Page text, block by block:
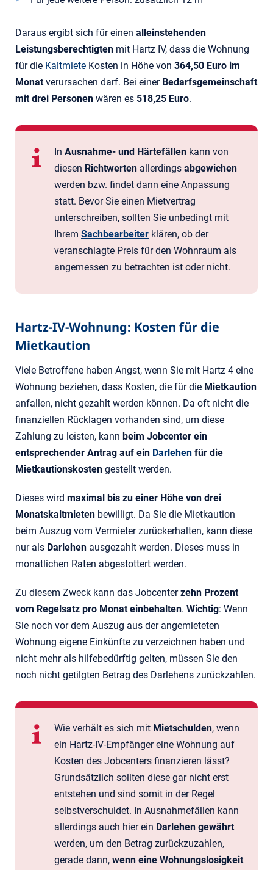
Daraus ergibt sich für einen alleinstehenden
Leistungsberechtigten mit Hartz IV, dass die Wohnung
für die Kaltmiete Kosten in Höhe von 364,50 Euro im
Monatverursachen darf. Bei einerBedarfsgemeinschaft
mit drei Personen wären es 518,25 Euro.
In Ausnahme- und Härtefällen kann von
diesen Richtwerten allerdings abgewichen
werden bzw. findet dann eine Anpassung
statt. Bevor Sie einen Mietvertrag
unterschreiben, sollten Sie unbedingt mit
Ihrem Sachbearbeiter klären, ob der
veranschlagte Preis für den Wohnraum als
angemessen zu betrachten ist oder nicht.
Hartz-IV-Wohnung: Kosten für die
Mietkaution
Viele Betroffene haben Angst, wenn Sie mit Hartz 4 eine
Wohnung beziehen, dass Kosten, die für die Mietkaution
anfallen, nicht gezahlt werden können. Da oft nicht die
finanziellen Rücklagen vorhanden sind, um diese
Zahlung zu leisten, kann beim Jobcenter ein
entsprechender Antrag auf ein Darlehen für die
Mietkautionskosten gestellt werden.
Dieses wird maximal bis zu einer Höhe von drei
Monatskaltmieten bewilligt. Da Sie die Mietkaution
beim Auszug vom Vermieter zurückerhalten, kann diese
nur als Darlehen ausgezahlt werden. Dieses muss in
monatlichen Raten abgestottert werden.
Zu diesem Zweck kann das Jobcenterzehn Prozent
vom Regelsatz pro Monat einbehalten. Wichtig: Wenn
Sie noch vor dem Auszug aus der angemieteten
Wohnung eigene Einkünfte zu verzeichnen haben und
nicht mehr als hilfebedürftig gelten, müssen Sie den
noch nicht getilgten Betrag des Darlehens zurückzahlen.
Wie verhält es sich mit Mietschulden, wenn
ein Hartz-IV-Empfänger eine Wohnung auf
Kosten des Jobcenters finanzieren lässt?
Grundsätzlich sollten diese gar nicht erst
entstehen und sind somit in der Regel
selbstverschuldet. In Ausnahmefällen kann
allerdings auch hier ein Darlehen gewährt
werden, um den Betrag zurückzuzahlen,
gerade dann, wenn eine Wohnungslosigkeit